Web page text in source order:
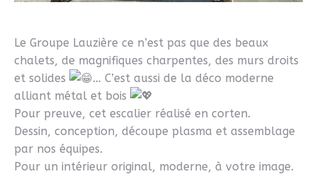
Le Groupe Lauzière ce n’est pas que des beaux
chalets, de magnifiques charpentes, des murs droits
et solides
… C’est aussi de la déco moderne
alliant métal et bois
Pour preuve, cet escalier réalisé en corten.
Dessin, conception, découpe plasma et assemblage
par nos équipes.
Pour un intérieur original, moderne, à votre image.